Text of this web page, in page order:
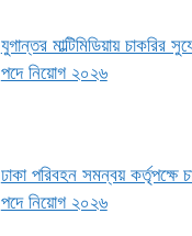
যুগান্তর মাল্টিমিডিয়ায়
পদে নিয়োগ ২০২৬
ঢাকা পরিবহন সমন্বয়
পদে নিয়োগ ২০২৬